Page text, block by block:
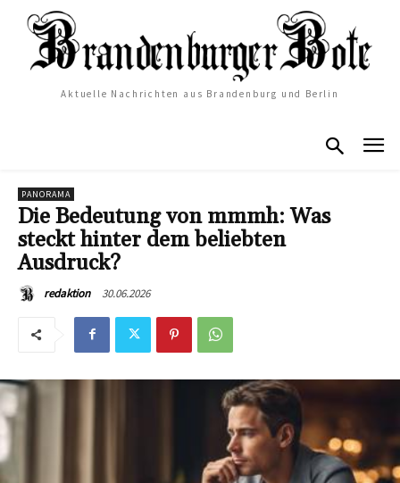
Aktuelle Nachrichten aus Brandenburg und Berlin
PANORAMA
Die Bedeutung von mmmh: Was
steckt hinter dem beliebten
Ausdruck?
redaktion 30.06.2026